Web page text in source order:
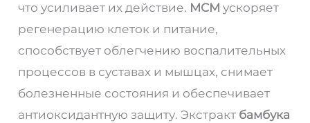
что усиливает их действие. МСМ ускоряет
регенерацию клеток и питание,
способствует облегчению воспалительных
процессов в суставах и мышцах, снимает
болезненные состояния и обеспечивает
антиоксидантную защиту. Экстракт бамбука